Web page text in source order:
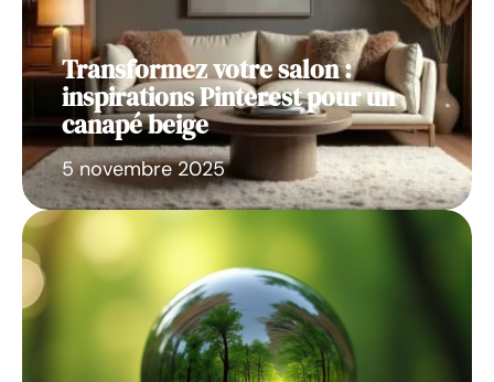
Transformez votre salon :
inspirations Pinterest pour un
canapé beige
5 novembre 2025